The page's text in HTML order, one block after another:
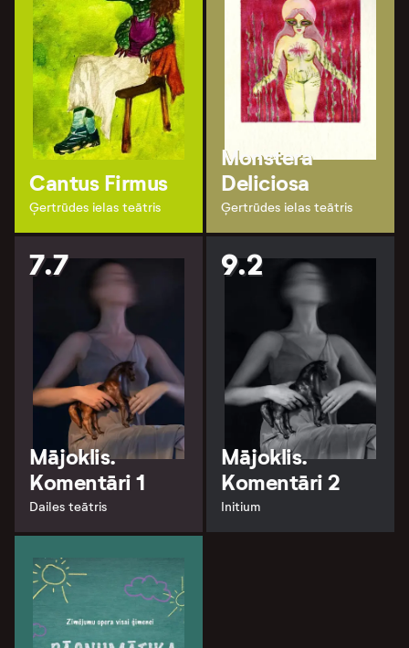
Cantus Firmus
Ģertrūdes ielas teātris
Monstera
Deliciosa
Ģertrūdes ielas teātris
7.7
Mājoklis.
Komentāri 1
Dailes teātris
9.2
Mājoklis.
Komentāri 2
Initium